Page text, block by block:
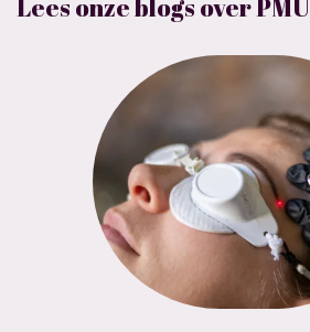
Lees onze blogs over PMU